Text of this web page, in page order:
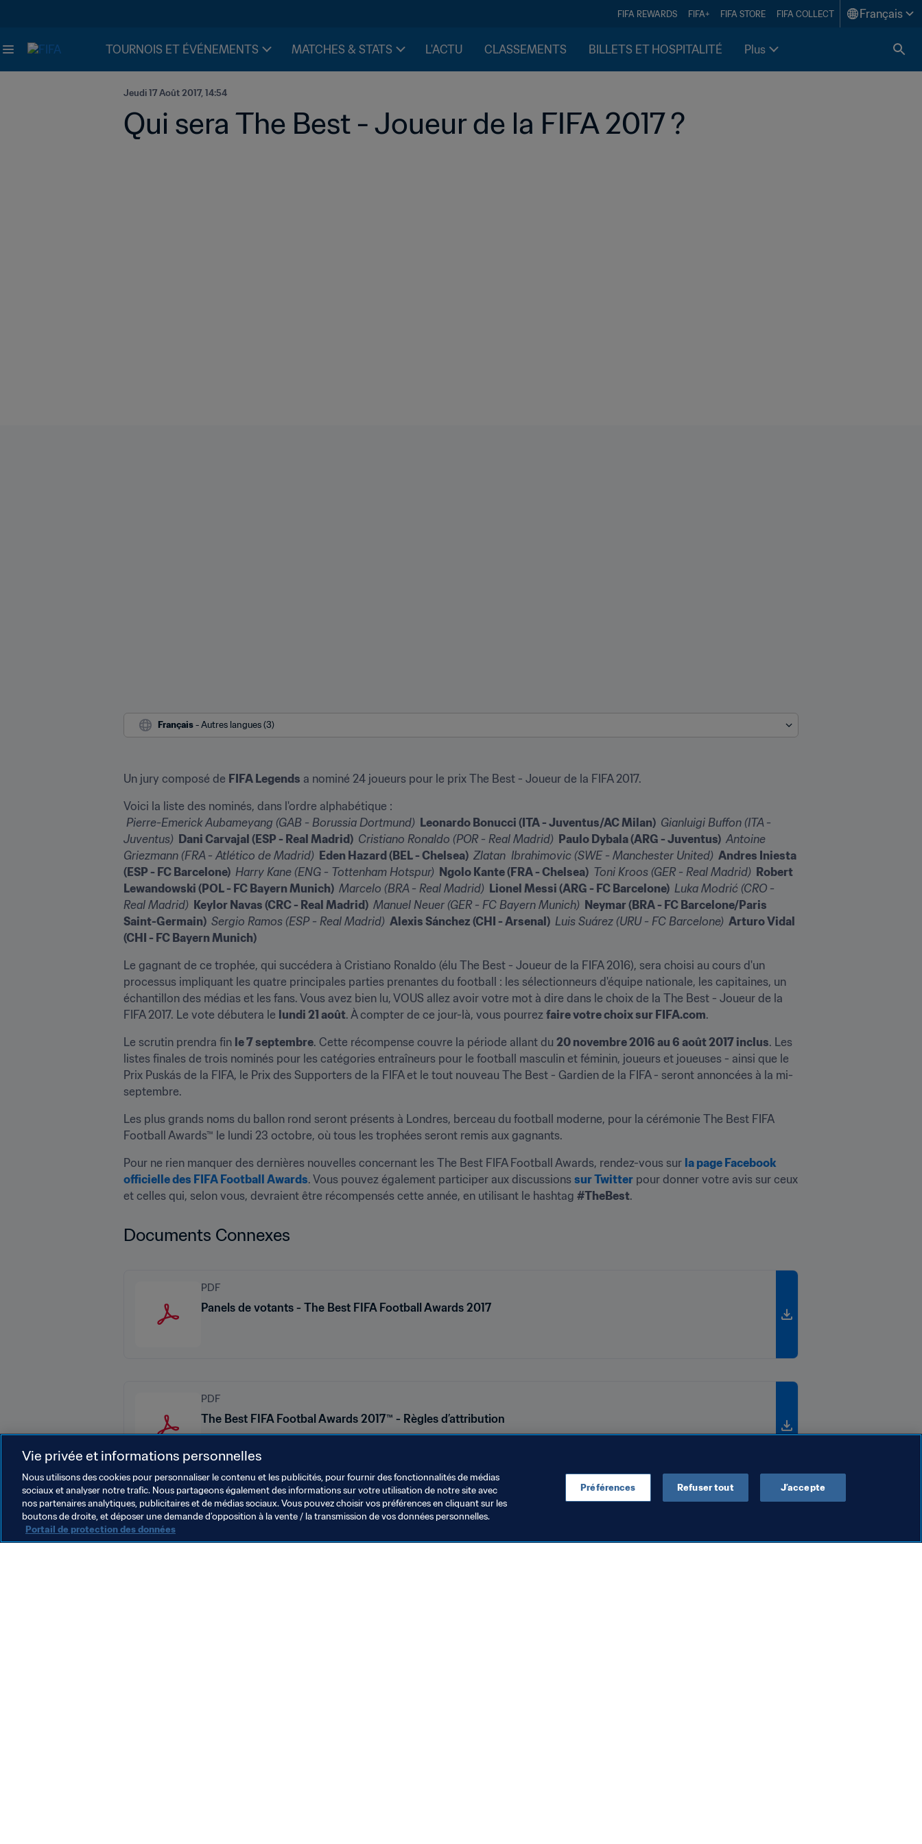
FIFA REWARDS FIFA+ FIFA STORE FIFA COLLECT Français
TOURNOIS ET ÉVÉNEMENTS MATCHES & STATS L'ACTU CLASSEMENTS BILLETS ET HOSPITALITÉ Plus
Jeudi 17 Août 2017, 14:54
Qui sera The Best - Joueur de la FIFA 2017 ?
Français - Autres langues (3)
Un jury composé de FIFA Legends a nominé 24 joueurs pour le prix The Best - Joueur de la FIFA 2017.
Pierre-Emerick Aubameyang (GAB - Borussia Dortmund) Leonardo Bonucci (ITA - Juventus/AC Milan) Gianluigi Buffon (ITA -
Juventus) Dani Carvajal (ESP - Real Madrid) Cristiano Ronaldo (POR - Real Madrid) Paulo Dybala (ARG - Juventus) Antoine
Griezmann (FRA - Atlético de Madrid) Eden Hazard (BEL - Chelsea) Zlatan  Ibrahimovic (SWE - Manchester United) Andres Iniesta
(ESP - FC Barcelone) Harry Kane (ENG - Tottenham Hotspur) Ngolo Kante (FRA - Chelsea) Toni Kroos (GER - Real Madrid) Robert
Lewandowski (POL - FC Bayern Munich) Marcelo (BRA - Real Madrid) Lionel Messi (ARG - FC Barcelone) Luka Modrić (CRO -
Real Madrid) Keylor Navas (CRC - Real Madrid) Manuel Neuer (GER - FC Bayern Munich) Neymar (BRA - FC Barcelone/Paris
Saint-Germain) Sergio Ramos (ESP - Real Madrid) Alexis Sánchez (CHI - Arsenal) Luis Suárez (URU - FC Barcelone) Arturo Vidal
(CHI - FC Bayern Munich)
Le gagnant de ce trophée, qui succédera à Cristiano Ronaldo (élu The Best - Joueur de la FIFA 2016), sera choisi au cours d'un
processus impliquant les quatre principales parties prenantes du football : les sélectionneurs d'équipe nationale, les capitaines, un
échantillon des médias et les fans. Vous avez bien lu, VOUS allez avoir votre mot à dire dans le choix de la The Best - Joueur de la
FIFA 2017. Le vote débutera le lundi 21 août. À compter de ce jour-là, vous pourrez faire votre choix sur FIFA.com.
Le scrutin prendra fin le 7 septembre. Cette récompense couvre la période allant du 20 novembre 2016 au 6 août 2017 inclus. Les
listes finales de trois nominés pour les catégories entraîneurs pour le football masculin et féminin, joueurs et joueuses - ainsi que le
Prix Puskás de la FIFA, le Prix des Supporters de la FIFA et le tout nouveau The Best - Gardien de la FIFA - seront annoncées à la mi-
septembre.
Les plus grands noms du ballon rond seront présents à Londres, berceau du football moderne, pour la cérémonie The Best FIFA
Football Awards™ le lundi 23 octobre, où tous les trophées seront remis aux gagnants.
Pour ne rien manquer des dernières nouvelles concernant les The Best FIFA Football Awards, rendez-vous sur la page Facebook
officielle des FIFA Football Awards. Vous pouvez également participer aux discussions sur Twitter pour donner votre avis sur ceux
et celles qui, selon vous, devraient être récompensés cette année, en utilisant le hashtag #TheBest.
Documents Connexes
PDF
Panels de votants - The Best FIFA Football Awards 2017
PDF
The Best FIFA Footbal Awards 2017™ - Règles d’attribution
Vie privée et informations personnelles
Nous utilisons des cookies pour personnaliser le contenu et les publicités, pour fournir des fonctionnalités de médias
sociaux et analyser notre trafic. Nous partageons également des informations sur votre utilisation de notre site avec
nos partenaires analytiques, publicitaires et de médias sociaux. Vous pouvez choisir vos préférences en cliquant sur les
boutons de droite, et déposer une demande d’opposition à la vente / la transmission de vos données personnelles.
Portail de protection des données
Préférences Refuser tout J’accepte